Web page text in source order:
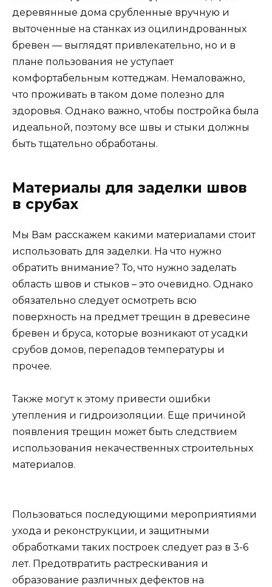
деревянные дома срубленные вручную и
выточенные на станках из оцилиндрованных
бревен — выглядят привлекательно, но и в
плане пользования не уступает
комфортабельным коттеджам. Немаловажно,
что проживать в таком доме полезно для
здоровья. Однако важно, чтобы постройка была
идеальной, поэтому все швы и стыки должны
быть тщательно обработаны.
Материалы для заделки швов
в срубах
Мы Вам расскажем какими материалами стоит
использовать для заделки. На что нужно
обратить внимание? То, что нужно заделать
область швов и стыков – это очевидно. Однако
обязательно следует осмотреть всю
поверхность на предмет трещин в древесине
бревен и бруса, которые возникают от усадки
срубов домов, перепадов температуры и
прочее.
Также могут к этому привести ошибки
утепления и гидроизоляции. Еще причиной
появления трещин может быть следствием
использования некачественных строительных
материалов.
Пользоваться последующими мероприятиями
ухода и реконструкции, и защитными
обработками таких построек следует раз в 3-6
лет. Предотвратить растрескивания и
образование различных дефектов на